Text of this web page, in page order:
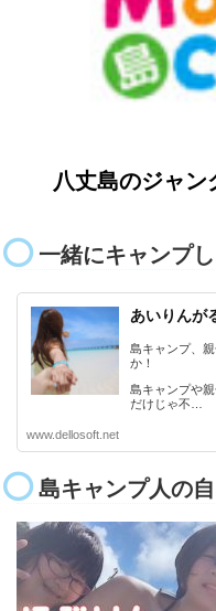
八丈島のジャ
一緒にキャンプ
あいりんが
島キャンプ、
か！
島キャンプや
だけじゃ不…
www.dellosoft.net
島キャンプ人の